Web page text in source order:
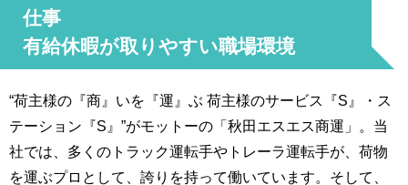
仕事
有給休暇が取りやすい職場環境
“荷主様の『商』いを『運』ぶ 荷主様のサービス『S』・ス
テーション『S』”がモットーの「秋田エスエス商運」。当
社では、多くのトラック運転手やトレーラ運転手が、荷物
を運ぶプロとして、誇りを持って働いています。そして、